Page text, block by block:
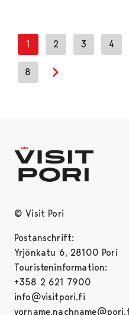
1 2 3 4
8
© Visit Pori
Postanschrift:
Yrjönkatu 6, 28100 Pori
Touristeninformation:
+358 2 621 7900
info@visitpori.fi